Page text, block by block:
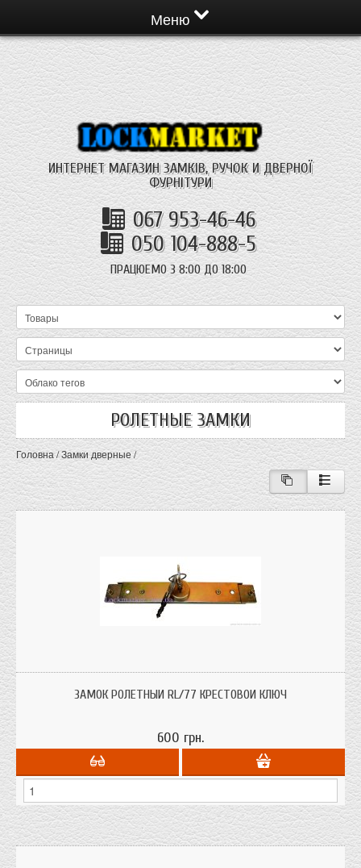
Меню
ИНТЕРНЕТ МАГАЗИН ЗАМКІВ, РУЧОК И ДВЕРНОЇ
ФУРНІТУРИ
067 953-46-46
050 104-888-5
ПРАЦЮЕМО З 8:00 ДО 18:00
РОЛЕТНЫЕ ЗАМКИ
Головна/Замки дверные/
ЗАМОК РОЛЕТНЫЙ RL/77 КРЕСТОВОЙ КЛЮЧ
600 грн.